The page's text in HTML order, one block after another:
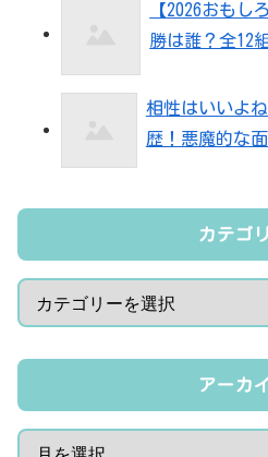
【2026おもし
勝は誰？全12
相性はいいよ
歴！悪魔的な
カテゴ
アーカ